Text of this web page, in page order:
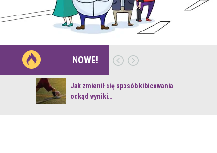
NOWE!
Jak zmienił się sposób kibicowania
odkąd wyniki…